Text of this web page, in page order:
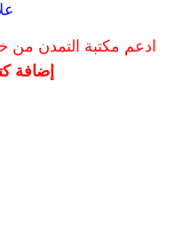
ادعم مكتبة التمدن من
إضافة